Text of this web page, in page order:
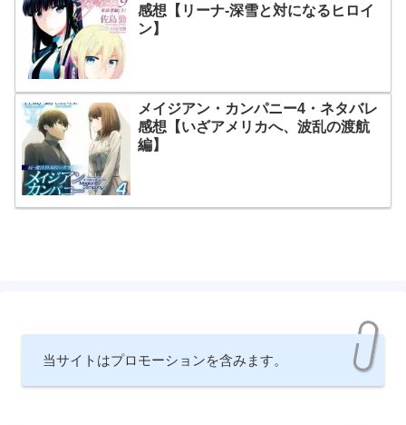
感想【リーナ-深雪と対になるヒロイ
ン】
メイジアン・カンパニー4・ネタバレ
感想【いざアメリカへ、波乱の渡航
編】
当サイトはプロモーションを含みます。